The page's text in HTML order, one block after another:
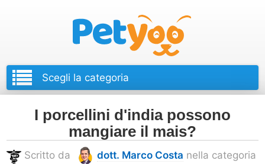
I porcellini d'india possono
mangiare il mais?
Scritto da dott. Marco Costa nella categoria